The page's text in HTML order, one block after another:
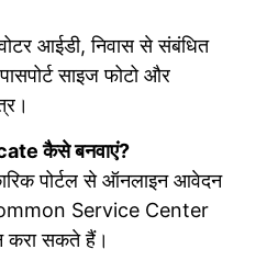
आईडी, निवास से संबंधित
साइज फोटो और
कैसे बनवाएं?
पोर्टल से ऑनलाइन आवेदन
Service Center
करा सकते हैं।